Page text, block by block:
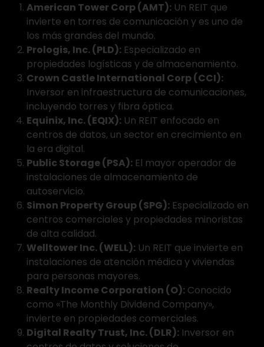
American Tower Corp (AMT): Un REIT que
invierte en torres de comunicación y es uno de
los más grandes del mundo.
Prologis, Inc. (PLD): Especializado en
propiedades logísticas y de almacenamiento.
Crown Castle International Corp (CCI):
Inversor en infraestructura de comunicaciones,
incluyendo torres y fibra óptica.
Equinix, Inc. (EQIX): Un REIT enfocado en
centros de datos, un sector en crecimiento en
la era digital.
Public Storage (PSA): El mayor operador de
instalaciones de almacenamiento de
autoservicio.
Simon Property Group (SPG): Especializado en
centros comerciales y propiedades minoristas
de alta calidad.
Welltower Inc. (WELL): Un REIT que invierte en
instalaciones de atención médica y viviendas
para personas mayores.
Realty Income Corporation (O): Conocido
como «The Monthly Dividend Company»,
invierte en propiedades comerciales.
Digital Realty Trust, Inc. (DLR): Inversor en